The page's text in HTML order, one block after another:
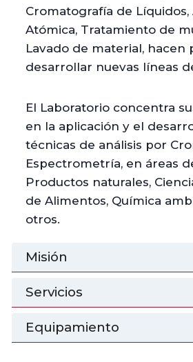
Cromatografía de Líquidos,
Atómica, Tratamiento de
Lavado de material, hacen
desarrollar nuevas líneas
El Laboratorio concentra
en la aplicación y el
técnicas de análisis por
Espectrometría, en áreas
Productos naturales,
de Alimentos, Química
otros.
Misión
Servicios
Equipamiento